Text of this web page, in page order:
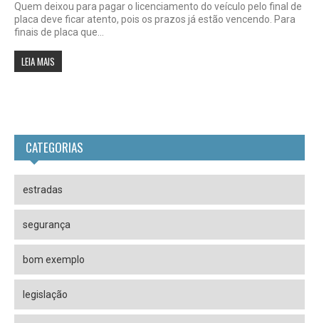
Quem deixou para pagar o licenciamento do veículo pelo final de
placa deve ficar atento, pois os prazos já estão vencendo. Para
finais de placa que...
LEIA MAIS
CATEGORIAS
estradas
segurança
bom exemplo
legislação